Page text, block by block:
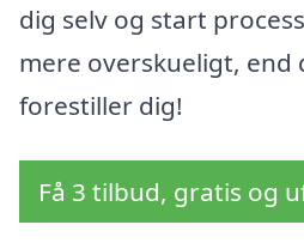
dig selv og start
mere overskueligt, end
forestiller dig!
Få 3 tilbud, gratis og